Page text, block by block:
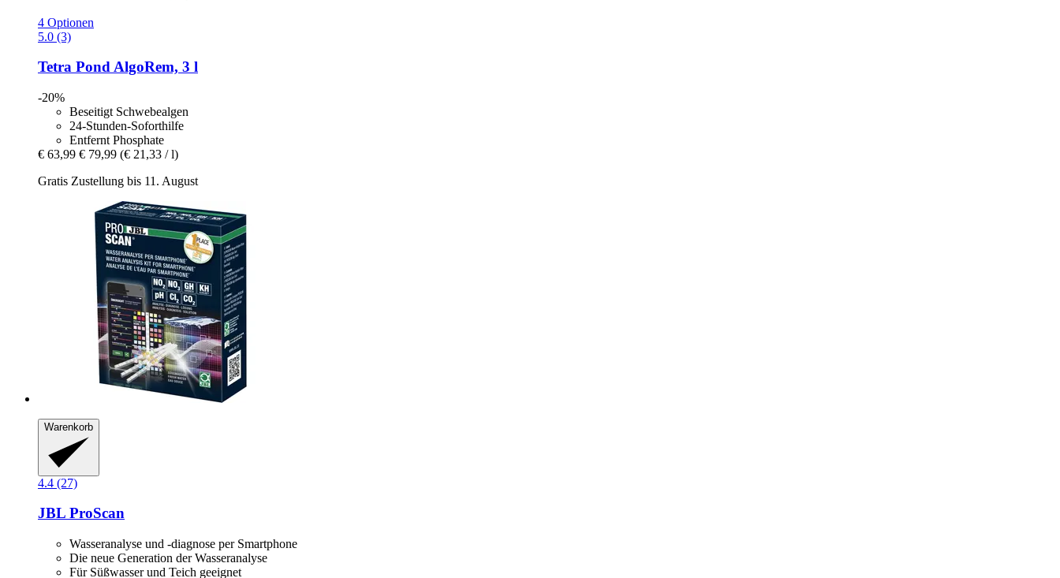
4 Optionen
5.0 (3)
Tetra Pond AlgoRem, 3 l
-20%
Beseitigt Schwebealgen
24-Stunden-Soforthilfe
Entfernt Phosphate
€ 63,99 € 79,99 (€ 21,33 / l)
Gratis Zustellung bis 11. August
Warenkorb
4.4 (27)
JBL ProScan
Wasseranalyse und -diagnose per Smartphone
Die neue Generation der Wasseranalyse
Für Süßwasser und Teich geeignet